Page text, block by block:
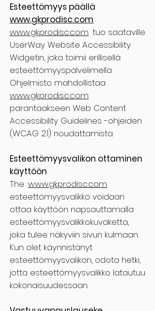
Esteettömyys päällä
www.gkprodisc.com
www.gkprodisc.com tuo saataville
UserWay Website Accessibility
Widgetin, joka toimii erillisellä
esteettömyyspalvelimella.
Ohjelmisto mahdollistaa
www.gkprodisc.com
parantaakseen Web Content
Accessibility Guidelines -ohjeiden
(WCAG 2.1) noudattamista.
Esteettömyysvalikon ottaminen
käyttöön
The www.gkprodisc.com
esteettömyysvalikko voidaan
ottaa käyttöön napsauttamalla
esteettömyysvalikkokuvaketta,
joka tulee näkyviin sivun kulmaan.
Kun olet käynnistänyt
esteettömyysvalikon, odota hetki,
jotta esteettömyysvalikko latautuu
kokonaisuudessaan.